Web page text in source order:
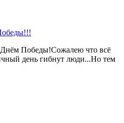
Победы!Сожалею что всё
день гибнут люди...Но тем